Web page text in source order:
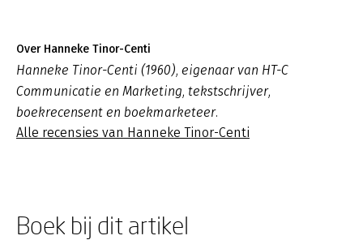
Over Hanneke Tinor-Centi
Hanneke Tinor-Centi (1960), eigenaar van HT-C
Communicatie en Marketing, tekstschrijver,
boekrecensent en boekmarketeer.
Alle recensies van Hanneke Tinor-Centi
Boek bij dit artikel